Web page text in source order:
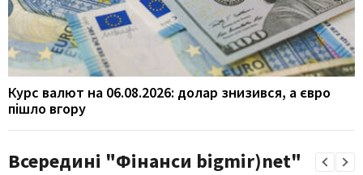
Курс валют на 06.08.2026: долар знизився, а євро
пішло вгору
Всередині "Фінанси bigmir)net"